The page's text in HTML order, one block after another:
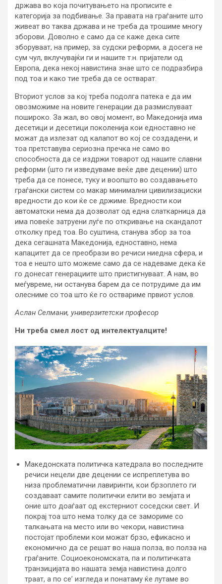
држава во која почитувањето на прописите е
категорија за подбивање. За правата на граѓаните што
живеат во таква држава и не треба да трошиме многу
зборови. Доволно е само да се каже дека сите
зборуваат, на пример, за судски реформи, а досега не
сум чул, вклучувајќи ги и нашите т.н. пријатели од
Европа, дека некој навистина знае што се подразбира
под тоа и како тие треба да се остварат.
Вториот услов за кој треба подолга патека е да им
овозможиме на новите генерации да размислуваат
пошироко. За жал, во овој момент, во Македонија има
десетици и десетици поколенија кои едноставно не
можат да излезат од калапот во кој се создадени, и
тоа претставува сериозна пречка не само во
способноста да се издржи товарот од нашите славни
реформи (што ги изведуваме веќе две децении) што
треба да се понесе, туку и воопшто во создавањето
граѓански систем со макар минимални цивилизациски
вредности до кои ќе се држиме. Вредности кои
автоматски нема да дозволат од една слаткарница да
има повеќе затруени луѓе по откривање на скандалот
отколку пред тоа. Во суштина, станува збор за тоа
дека сегашната Македонија, едноставно, нема
капацитет да се преобрази во речиси ниедна сфера, и
тоа е нешто што можеме само да се надеваме дека ќе
го донесат генерациите што пристигнуваат. А нам, во
меѓувреме, ни останува барем да се потрудиме да им
олесниме со тоа што ќе го оствариме првиот услов.
Аслан Селмани, универзитетски професор
Ни треба смел лост од интелектуалците!
Македонската политичка катедрала во последните
речиси нецели две децении се испреплетува во
низа проблематични лавиринти, кои брзоплето ги
создаваат самите политички елити во земјата и
оние што доаѓаат од екстерниот соседски свет. И
покрај тоа што нема толку да се замориме со
талкањата на место или во чекори, навистина
постојат проблеми кои можат брзо, ефикасно и
економично да се решат во наша полза, во полза на
граѓаните. Социоекономската, па и политичката
транзицијата во нашата земја навистина долго
траат, а по се’ изгледа и понатаму ќе лутаме во